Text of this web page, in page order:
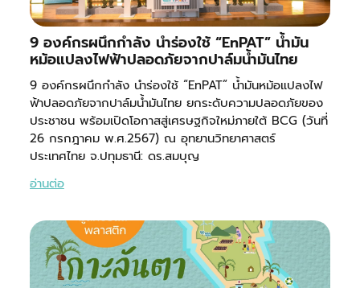
9 องค์กรผนึกกำลัง นำร่องใช้ “EnPAT” น้ำมัน
หม้อแปลงไฟฟ้าปลอดภัยจากปาล์มน้ำมันไทย
9 องค์กรผนึกกำลัง นำร่องใช้ “EnPAT” น้ำมันหม้อแปลงไฟ
ฟ้าปลอดภัยจากปาล์มน้ำมันไทย ยกระดับความปลอดภัยของ
ประชาชน พร้อมเปิดโอกาสสู่เศรษฐกิจใหม่ภายใต้ BCG (วันที่
26 กรกฎาคม พ.ศ.2567) ณ อุทยานวิทยาศาสตร์
ประเทศไทย จ.ปทุมธานี: ดร.สมบุญ
อ่านต่อ